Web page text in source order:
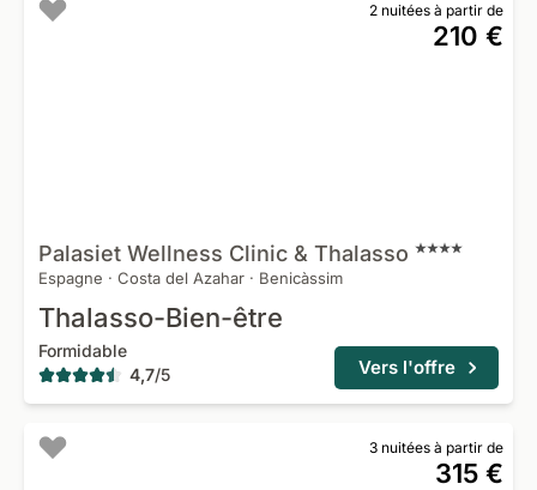
2 nuitées à partir de
210 €
Palasiet Wellness Clinic & Thalasso
Espagne · Costa del Azahar · Benicàssim
Thalasso-Bien-être
Formidable
4,7/5 Vers l'offre
3 nuitées à partir de
315 €